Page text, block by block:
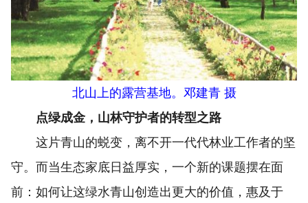
北山上的露营基地。邓建青 摄
点绿成金，山林守护者的转型之路
这片青山的蜕变，离不开一代代林业工作者的坚
守。而当生态家底日益厚实，一个新的课题摆在面
前：如何让这绿水青山创造出更大的价值，惠及于